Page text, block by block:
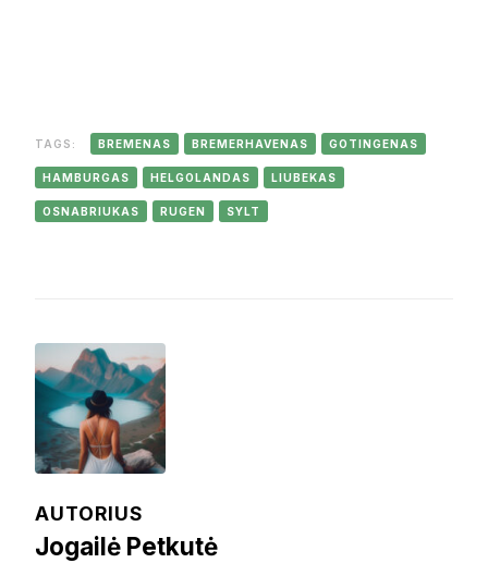
TAGS: BREMENAS BREMERHAVENAS GOTINGENAS
HAMBURGAS HELGOLANDAS LIUBEKAS
OSNABRIUKAS RUGEN SYLT
AUTORIUS
Jogailė Petkutė